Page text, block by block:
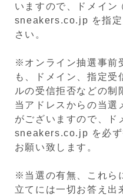
いますので、ドメイ
sneakers.co.jp を指定
さい。
※オンライン抽選事前
も、ドメイン、指定
ルの受信拒否などの制
当アドレスからの当選
がございますので、
sneakers.co.jp を必ず
お願い致します。
※当選の有無、これら
立てには一切お答え出